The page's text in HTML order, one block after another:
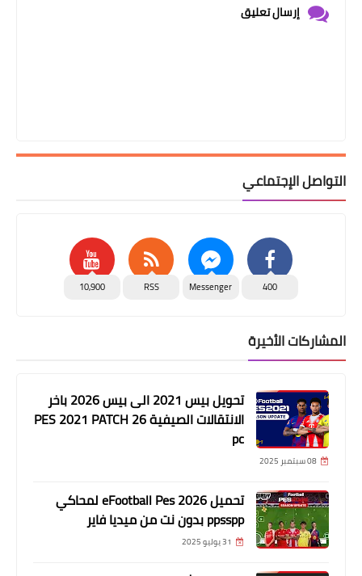
إرسال تعليق
التواصل الإجتماعي
400
Messenger
RSS
10,900
المشاركات الأخيرة
تحويل بيس 2021 الى بيس 2026 باخر
الانتقالات الصيفية PES 2021 PATCH 26
pc
08 سبتمبر 2025
تحميل eFootball Pes 2026 لمحاكي
ppsspp بدون نت من ميديا فاير
31 يوليو 2025